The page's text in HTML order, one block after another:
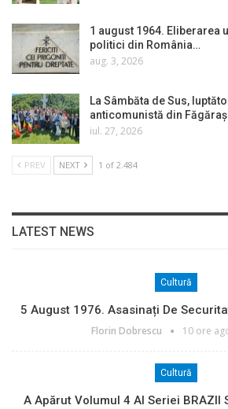
1 august 1964. Eliberarea
politici din România…
aug. 3, 2026
La Sâmbăta de Sus,
anticomunistă din
iul. 27, 2026
PREV NEXT 1 of 2.484
LATEST NEWS
Cultură
5 August 1976. Asasinați De
Florin Dobrescu 10 ore
Cultură
A Apărut Volumul 4 Al Seriei BRAZII